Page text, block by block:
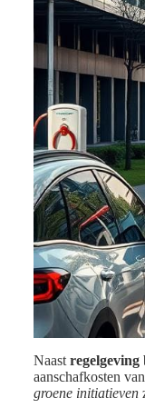
Naast regelgeving
aanschafkosten
groene initiatieven